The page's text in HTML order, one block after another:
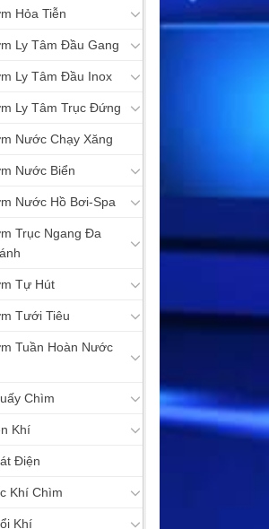
Hỏa Tiễn
Ly Tâm Đầu Gang
Ly Tâm Đầu Inox
Ly Tâm Trục Đứng
Nước Chạy Xăng
Nước Biển
Nước Hồ Bơi-Spa
Trục Ngang Đa
Tự Hút
Tưới Tiêu
Tuần Hoàn Nước
Chìm
Khí
Điện
Khí Chìm
Khí